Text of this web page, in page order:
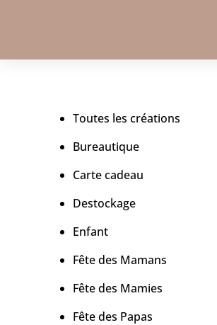
Toutes les créations
Bureautique
Carte cadeau
Destockage
Enfant
Fête des Mamans
Fête des Mamies
Fête des Papas